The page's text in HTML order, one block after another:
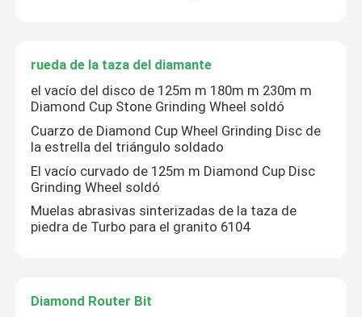
rueda de la taza del diamante
el vacío del disco de 125m m 180m m 230m m
Diamond Cup Stone Grinding Wheel soldó
Cuarzo de Diamond Cup Wheel Grinding Disc de
la estrella del triángulo soldado
El vacío curvado de 125m m Diamond Cup Disc
Grinding Wheel soldó
Muelas abrasivas sinterizadas de la taza de
piedra de Turbo para el granito 6104
Diamond Router Bit